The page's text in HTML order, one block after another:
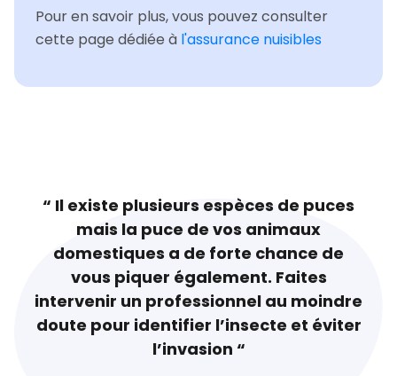
Pour en savoir plus, vous pouvez consulter
cette page dédiée à l'assurance nuisibles
“ Il existe plusieurs espèces de puces
mais la puce de vos animaux
domestiques a de forte chance de
vous piquer également. Faites
intervenir un professionnel au moindre
doute pour identifier l’insecte et éviter
l’invasion “